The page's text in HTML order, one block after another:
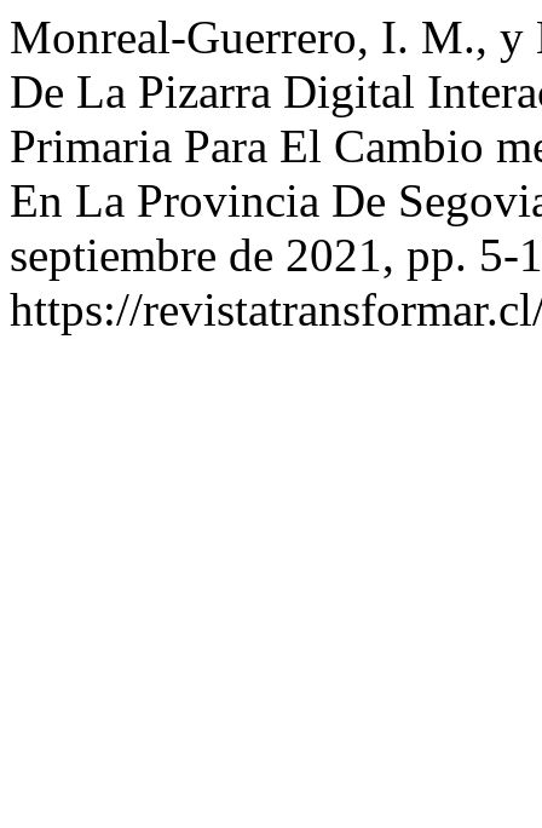
Monreal-Guerrero, I. M.,
De La Pizarra Digital
Primaria Para El Cambio
En La Provincia De
septiembre de 2021, pp. 5-
https://